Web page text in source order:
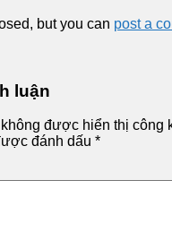
but you can post a
luận
được hiển thị công
đánh dấu *